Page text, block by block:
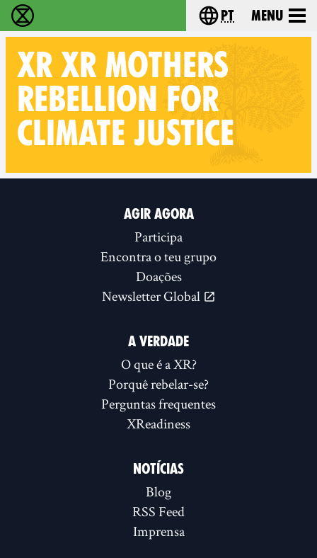
Extinction Rebellion - Home Choose your
pt Menu
XR XR MOTHERS
REBELLION FOR
CLIMATE JUSTICE
AGIR AGORA
Participa
Encontra o teu grupo
Doações
Newsletter Global
A VERDADE
O que é a XR?
Porquê rebelar-se?
Perguntas frequentes
XReadiness
NOTÍCIAS
Blog
RSS Feed
Imprensa